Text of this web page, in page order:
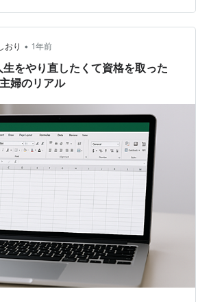
たらいいな」という、軽い気持ちでし
ち、現実が見えてきました。 医療費、教
た以上にお金がかかる場面に次々と出
。 その場はなんとか…
おり • 1年前
をやり直したくて資格を取った
婦のリアル